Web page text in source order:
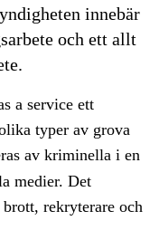
innebär
och ett allt
a service ett
typer av grova
av kriminella i en
medier. Det
rekryterare och